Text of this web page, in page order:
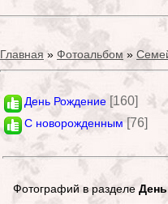
Главная » Фотоальбом »
День Рождение [160]
С новорожденным [76]
Фотографий в разделе